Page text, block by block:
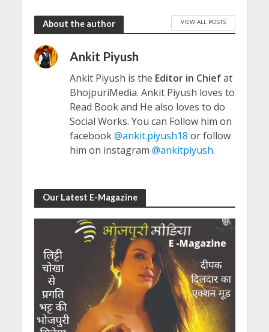
About the author VIEW ALL POSTS
Ankit Piyush
Ankit Piyush is the Editor in Chiefat
BhojpuriMedia. Ankit Piyush loves to
Read Book and He also loves to do
Social Works. You can Follow him on
facebook@ankit.piyush18 or follow
him on instagram @ankitpiyush.
Our Latest E-Magazine